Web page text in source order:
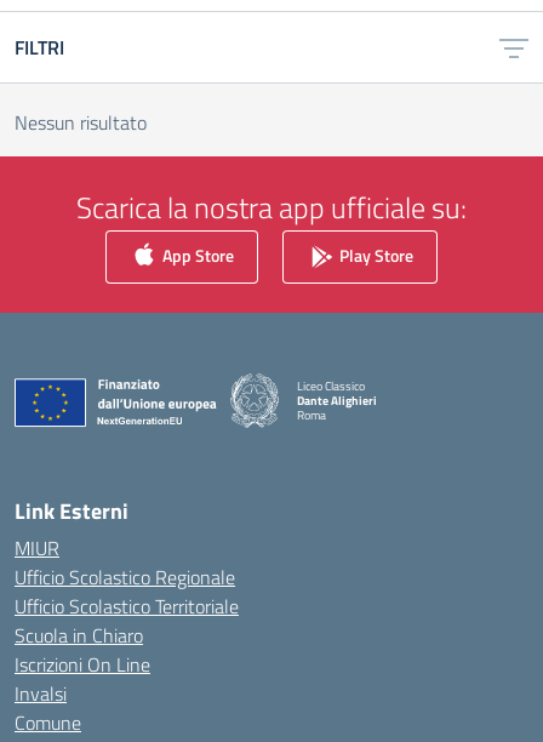
FILTRI
Nessun risultato
Scarica la nostra app ufficiale su:
App Store Play Store
Liceo Classico
Dante Alighieri
Roma
Link Esterni
MIUR
Ufficio Scolastico Regionale
Ufficio Scolastico Territoriale
Scuola in Chiaro
Iscrizioni On Line
Invalsi
Comune